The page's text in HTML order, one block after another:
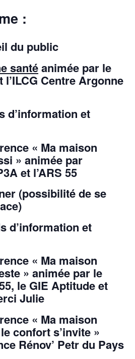
:
du public
santéanimée par le
l’ILCG Centre Argonne
d’information et
« Ma maison
» animée par
et l’ARS 55
(possibilité de se
d’information et
« Ma maison
» animée par le
le GIE Aptitude et
Julie
« Ma maison
confort s’invite »
Rénov’ Petr du Pays